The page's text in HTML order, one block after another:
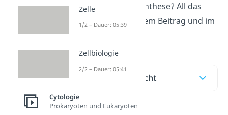
es bei der Photosynthese? All das
erfährst du in diesem Beitrag und im
Inhaltsübersicht
Zelle
1/2 – Dauer: 05:39
Zellbiologie
2/2 – Dauer: 05:41
Cytologie
Prokaryoten und Eukaryoten